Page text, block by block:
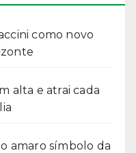
como novo
alta e atrai cada
amaro símbolo da